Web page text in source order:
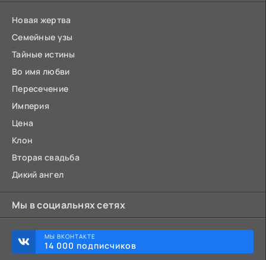
Новая жертва
Семейные узы
Тайные истины
Во имя любви
Пересечение
Империя
Цена
Клон
Вторая свадьба
Дикий ангел
Мы в социальнях сетях
МЫ ВКОНТАКТЕ
14 000 подписчиков